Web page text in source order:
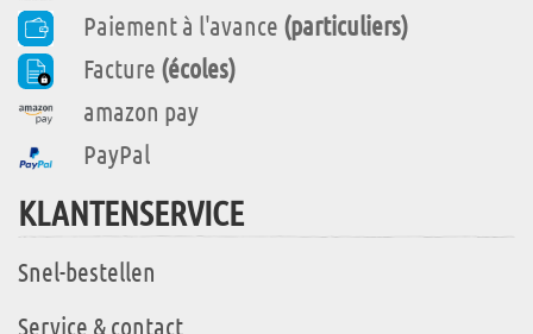
Paiement à l'avance (particuliers)
Facture (écoles)
amazon pay
PayPal
KLANTENSERVICE
Snel-bestellen
Service & contact